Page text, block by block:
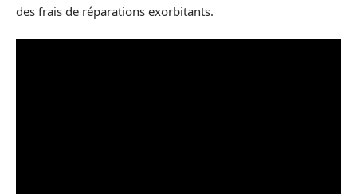
des frais de réparations exorbitants.